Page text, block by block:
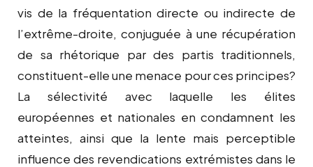
vis de la fréquentation directe ou indirecte de
l’extrême-droite, conjuguée à une récupération
de sa rhétorique par des partis traditionnels,
constituent-elle une menace pour ces principes?
La sélectivité avec laquelle les élites
européennes et nationales en condamnent les
atteintes, ainsi que la lente mais perceptible
influence des revendications extrémistes dans le